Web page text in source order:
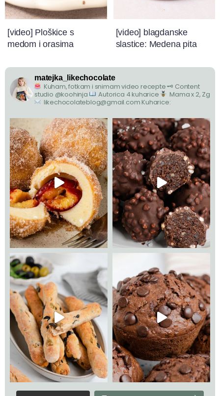
[video] Ploškice s
medom i orasima
[video] blagdanske
slastice: Medena pita
matejka_likechocolate
Kuham, fotkam i snimam video recepte🗝 Content
studio @koohinja
Autorica 4 kuharice
Mama x 2, Zg
likechocolateblog@gmail.com Kuharice: